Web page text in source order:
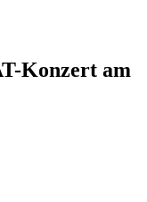
Konzert am